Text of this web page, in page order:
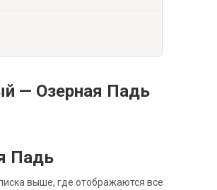
— Озерная Падь
Падь
выше, где отображаются все